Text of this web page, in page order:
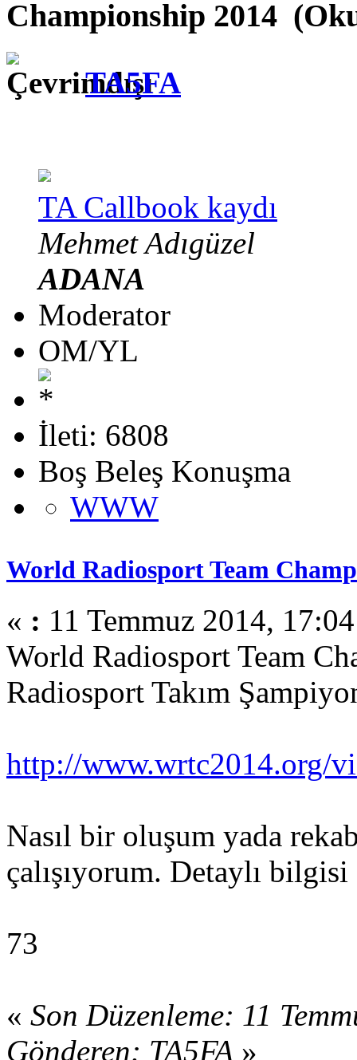
Championship 2014
TA5FA
TA Callbook kaydı
Mehmet Adıgüzel
ADANA
Moderator
OM/YL
İleti: 6808
Boş Beleş Konuşma
WWW
World Radiosport Team
« : 11 Temmuz 2014,
World Radiosport Team
Radiosport Takım
http://www.wrtc2014.org/
Nasıl bir oluşum yada
çalışıyorum. Detaylı
73
« Son Düzenleme: 11
Gönderen: TA5FA »